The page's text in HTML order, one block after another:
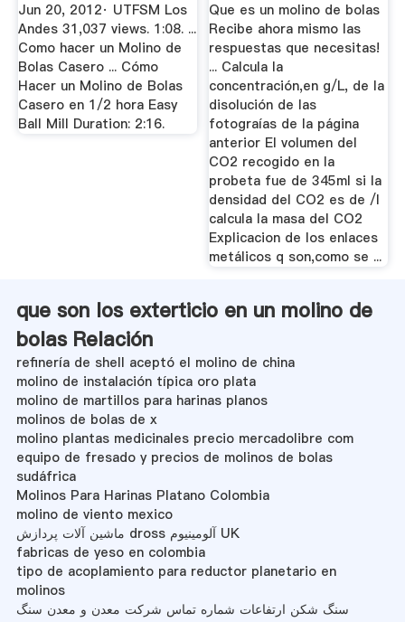
Jun 20, 2012· UTFSM Los
Andes 31,037 views. 1:08. ...
Como hacer un Molino de
Bolas Casero ... Cómo
Hacer un Molino de Bolas
Casero en 1/2 hora Easy
Ball Mill Duration: 2:16.
Que es un molino de bolas
Recibe ahora mismo las
respuestas que necesitas!
... Calcula la
concentración,en g/L, de la
disolución de las
fotograías de la página
anterior El volumen del
CO2 recogido en la
probeta fue de 345ml si la
densidad del CO2 es de /l
calcula la masa del CO2
Explicacion de los enlaces
metálicos q son,como se ...
que son los exterticio en un molino de
bolas Relación
refinería de shell aceptó el molino de china
molino de instalación típica oro plata
molino de martillos para harinas planos
molinos de bolas de x
molino plantas medicinales precio mercadolibre com
equipo de fresado y precios de molinos de bolas
sudáfrica
Molinos Para Harinas Platano Colombia
molino de viento mexico
ماشین آلات پردازش dross آلومینیوم UK
fabricas de yeso en colombia
tipo de acoplamiento para reductor planetario en
molinos
سنگ شکن ارتفاعات شماره تماس شرکت معدن و معدن سنگ